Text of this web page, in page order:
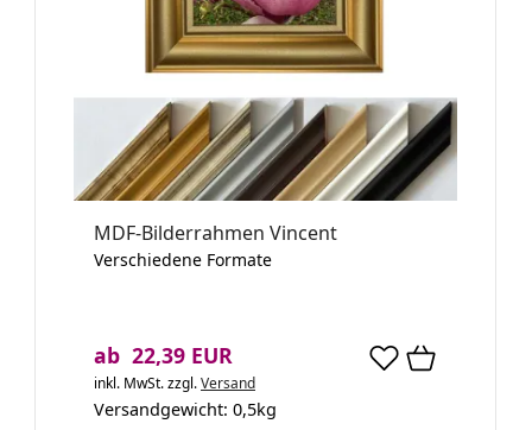
MDF-Bilderrahmen Vincent
Verschiedene Formate
ab 22,39 EUR
inkl. MwSt.zzgl.Versand
Versandgewicht: 0,5kg